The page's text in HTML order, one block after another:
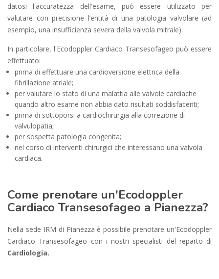
datosi l'accuratezza dell'esame, può essere utilizzato per
valutare con precisione l’entità di una patologia valvolare (ad
esempio, una insufficienza severa della valvola mitrale).
In particolare, l'Ecodoppler Cardiaco Transesofageo può essere
effettuato:
prima di effettuare una cardioversione elettrica della
fibrillazione atriale;
per valutare lo stato di una malattia alle valvole cardiache
quando altro esame non abbia dato risultati soddisfacenti;
prima di sottoporsi a cardiochirurgia alla correzione di
valvulopatia;
per sospetta patologia congenita;
nel corso di interventi chirurgici che interessano una valvola
cardiaca.
Come prenotare un'Ecodoppler
Cardiaco Transesofageo a Pianezza?
Nella sede IRM di Pianezza è possibile prenotare un'Ecodoppler
Cardiaco Transesofageo con i nostri specialisti del reparto di
Cardiologia.